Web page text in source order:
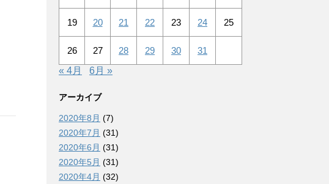
19 20 21 22 23 24 25
26 27 28 29 30
31
« 4月
6月 »
アーカイブ
2020年8月 (7)
2020年7月 (31)
2020年6月 (31)
2020年5月 (31)
2020年4月 (32)